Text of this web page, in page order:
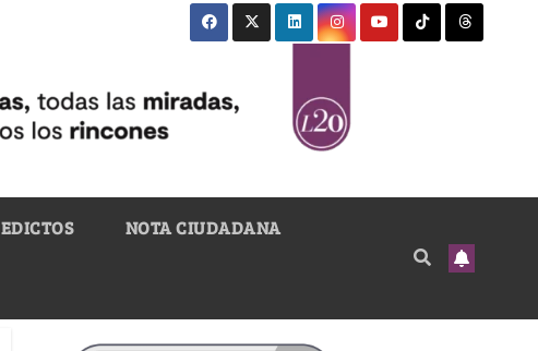
EDICTOS NOTA CIUDADANA